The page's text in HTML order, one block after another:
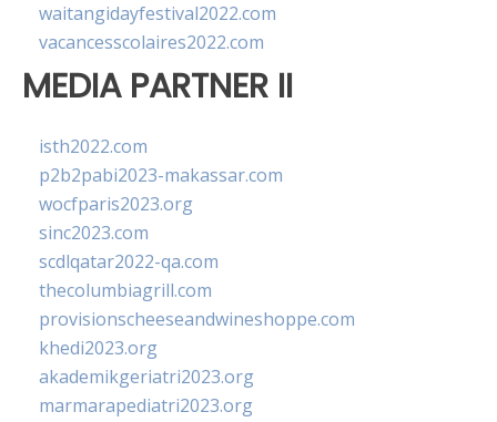
waitangidayfestival2022.com
vacancesscolaires2022.com
MEDIA PARTNER II
isth2022.com
p2b2pabi2023-makassar.com
wocfparis2023.org
sinc2023.com
scdlqatar2022-qa.com
thecolumbiagrill.com
provisionscheeseandwineshoppe.com
khedi2023.org
akademikgeriatri2023.org
marmarapediatri2023.org